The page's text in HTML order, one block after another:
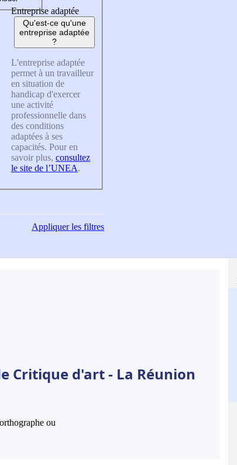
Entreprise adaptée
Qu'est-ce qu'une
entreprise adaptée
?
L'entreprise adaptée
permet à un travailleur
en situation de
handicap d'exercer
une activité
professionnelle dans
des conditions
adaptées à ses
capacités. Pour en
savoir plus, consultez
le site de l’UNEA.
Appliquerles filtres
Critique d'art - La Réunion
ou